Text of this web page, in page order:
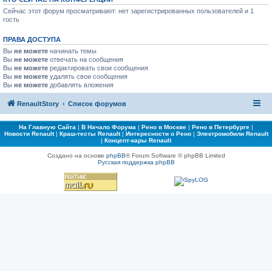
Сейчас этот форум просматривают: нет зарегистрированных пользователей и 1
гость
ПРАВА ДОСТУПА
Вы не можете начинать темы
Вы не можете отвечать на сообщения
Вы не можете редактировать свои сообщения
Вы не можете удалять свои сообщения
Вы не можете добавлять вложения
RenaultStory Список форумов
На Главную Сайта | В Начало Форума | Рено в Москве | Рено в Петербурге |
Новости Renault| Краш-тесты Renault| Интересности о Рено| Электромобили Renault
| Концепт-кары Renault
Создано на основе phpBB® Forum Software © phpBB Limited
Русская поддержка phpBB